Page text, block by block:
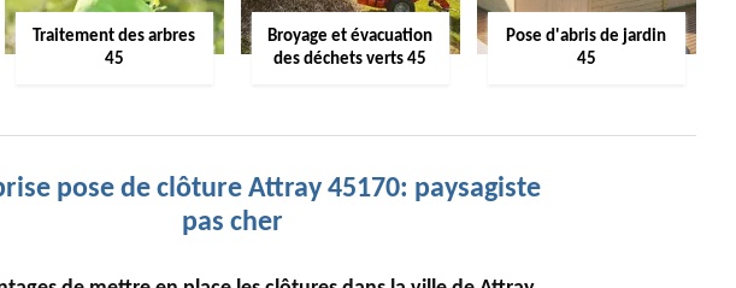
Traitement des arbres
45
Broyage et évacuation
des déchets verts 45
Pose d'abris de jardin
45
pose de clôture Attray 45170: paysagiste
pas cher